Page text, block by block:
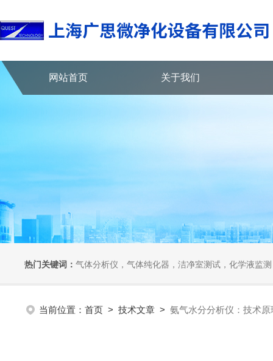
网站首页 关于我们
热门关键词： 气体分析仪，气体纯化器，洁净室测试，化学液监
当前位置： 首页 > 技术文章 > 氨气水分分析仪：技术